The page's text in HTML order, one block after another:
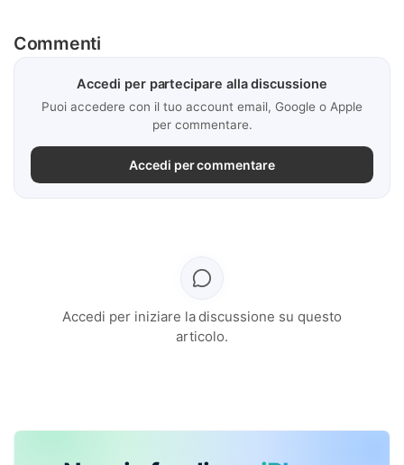
Commenti
Accedi per partecipare alla discussione
Puoi accedere con il tuo account email, Google o Apple
per commentare.
Accedi per commentare
Accedi per iniziare la discussione su questo
articolo.